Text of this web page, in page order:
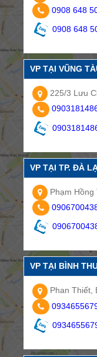
0908 648
0908 648
VP TẠI VŨNG
225/3 Lưu
VP TẠI TP. ĐÀ
Phạm
VP TẠI BÌNH
Phan Thiết,